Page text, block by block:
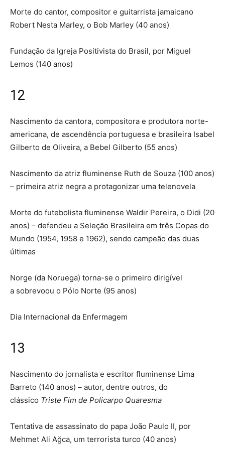
Morte do cantor, compositor e guitarrista jamaicano
Robert Nesta Marley, o Bob Marley (40 anos)
Fundação da Igreja Positivista do Brasil, por Miguel
Lemos (140 anos)
12
Nascimento da cantora, compositora e produtora norte-
americana, de ascendência portuguesa e brasileira Isabel
Gilberto de Oliveira, a Bebel Gilberto (55 anos)
Nascimento da atriz fluminense Ruth de Souza (100 anos)
– primeira atriz negra a protagonizar uma telenovela
Morte do futebolista fluminense Waldir Pereira, o Didi (20
anos) – defendeu a Seleção Brasileira em três Copas do
Mundo (1954, 1958 e 1962), sendo campeão das duas
últimas
Norge (da Noruega) torna-se o primeiro dirigível
a sobrevoou o Pólo Norte (95 anos)
Dia Internacional da Enfermagem
13
Nascimento do jornalista e escritor fluminense Lima
Barreto (140 anos) – autor, dentre outros, do
clássico Triste Fim de Policarpo Quaresma
Tentativa de assassinato do papa João Paulo II, por
Mehmet Ali Ağca, um terrorista turco (40 anos)